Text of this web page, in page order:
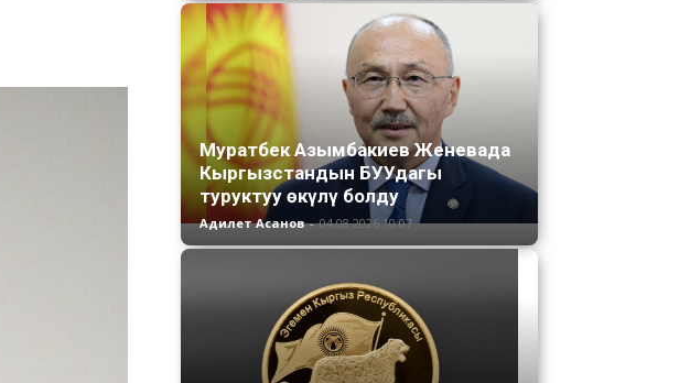
Муратбек Азымбакиев Женевада
Кыргызстандын БУУдагы
туруктуу өкүлү болду
Адилет Асанов - 04.08.2026 10:07